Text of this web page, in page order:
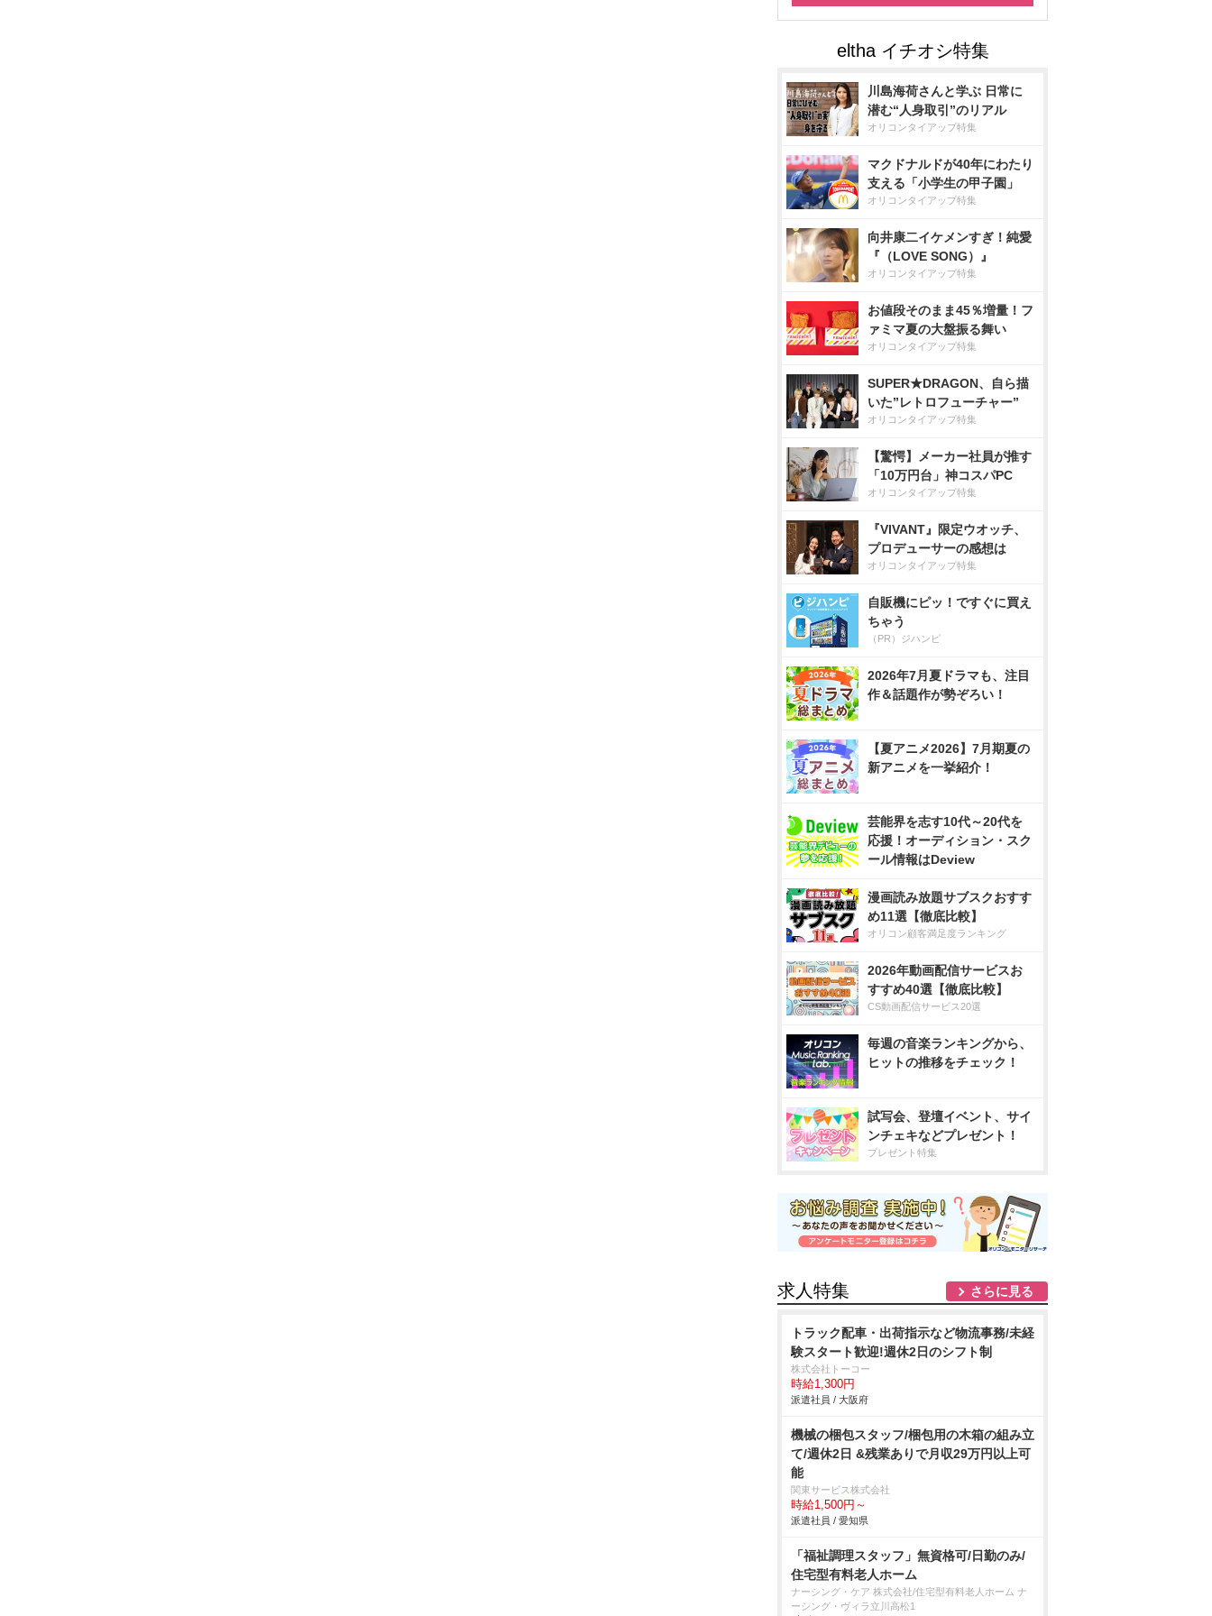
川島海荷さんと学ぶ 日常に
潜む“人身取引”のリアル
オリコンタイアップ特集
マクドナルドが40年にわたり
支える「小学生の甲子園」
オリコンタイアップ特集
向井康二イケメンすぎ！純愛
『（LOVE SONG）』
オリコンタイアップ特集
お値段そのまま45％増量！フ
ァミマ夏の大盤振る舞い
オリコンタイアップ特集
SUPER★DRAGON、自ら描
いた”レトロフューチャー”
オリコンタイアップ特集
【驚愕】メーカー社員が推す
「10万円台」神コスパPC
オリコンタイアップ特集
『VIVANT』限定ウオッチ、
プロデューサーの感想は
オリコンタイアップ特集
自販機にピッ！ですぐに買え
ちゃう
（PR）ジハンピ
2026年7月夏ドラマも、注目
作＆話題作が勢ぞろい！
【夏アニメ2026】7月期夏の
新アニメを一挙紹介！
芸能界を志す10代～20代を
応援！オーディション・スク
ール情報はDeview
漫画読み放題サブスクおすす
め11選【徹底比較】
オリコン顧客満足度ランキング
2026年動画配信サービスお
すすめ40選【徹底比較】
CS動画配信サービス20選
毎週の音楽ランキングから、
ヒットの推移をチェック！
試写会、登壇イベント、サイ
ンチェキなどプレゼント！
プレゼント特集
求人特集 さらに見る
トラック配車・出荷指示など物流事務/未経
験スタート歓迎!週休2日のシフト制
株式会社トーコー
時給1,300円
派遣社員 / 大阪府
機械の梱包スタッフ/梱包用の木箱の組み立
て/週休2日 &残業ありで月収29万円以上可
能
関東サービス株式会社
時給1,500円～
派遣社員 / 愛知県
「福祉調理スタッフ」無資格可/日勤のみ/
住宅型有料老人ホーム
ナーシング・ケア 株式会社/住宅型有料老人ホーム ナ
ーシング・ヴィラ立川高松1